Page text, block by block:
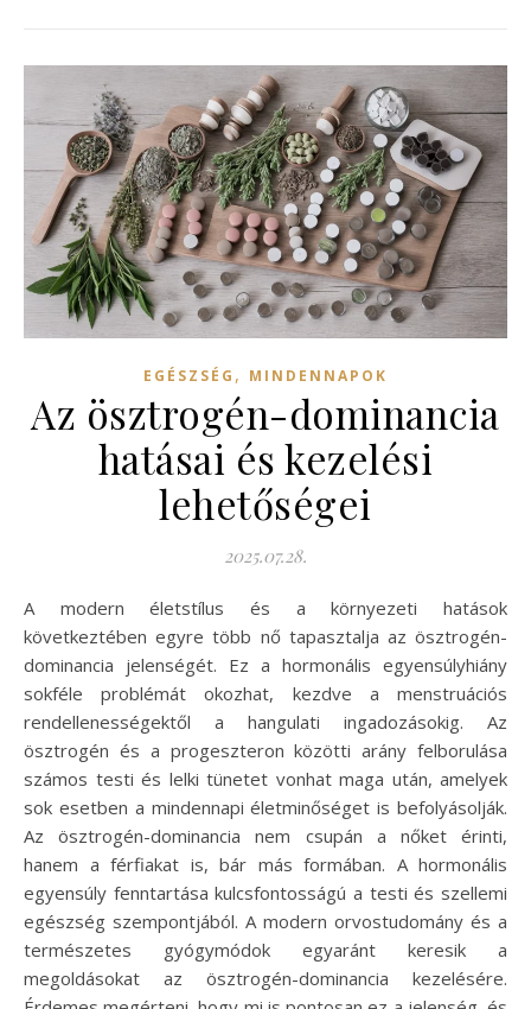
EGÉSZSÉG , MINDENNAPOK
Az ösztrogén-dominancia
hatásai és kezelési
lehetőségei
2025.07.28.
A modern életstílus és a környezeti hatások
következtében egyre több nő tapasztalja az ösztrogén-
dominancia jelenségét. Ez a hormonális egyensúlyhiány
sokféle problémát okozhat, kezdve a menstruációs
rendellenességektől a hangulati ingadozásokig. Az
ösztrogén és a progeszteron közötti arány felborulása
számos testi és lelki tünetet vonhat maga után, amelyek
sok esetben a mindennapi életminőséget is befolyásolják.
Az ösztrogén-dominancia nem csupán a nőket érinti,
hanem a férfiakat is, bár más formában. A hormonális
egyensúly fenntartása kulcsfontosságú a testi és szellemi
egészség szempontjából. A modern orvostudomány és a
természetes gyógymódok egyaránt keresik a
megoldásokat az ösztrogén-dominancia kezelésére.